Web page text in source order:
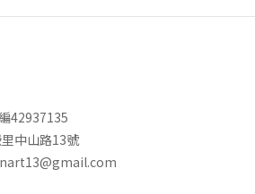
42937135
中山路13號